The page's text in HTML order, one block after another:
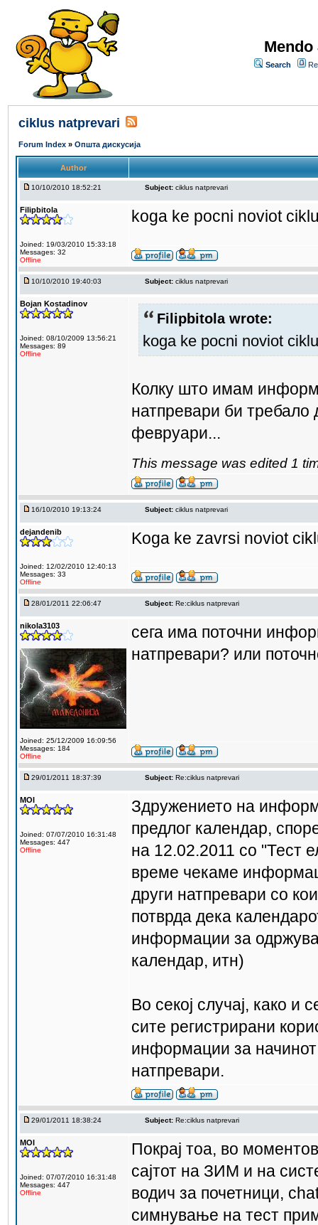
Search
ciklus natprevari
Forum Index » Општа дискусија
Author
10/10/2010 18:52:21 Subject: ciklus natprevari
Filipbitola
Joined: 19/03/2010 15:33:18
Messages: 32
Offline
koga ke pocni noviot
10/10/2010 19:40:03 Subject: ciklus natprevari
Bojan Kostadinov
Joined: 08/10/2009 13:56:21
Messages: 89
Offline
Filipbitola wrote:
koga ke pocni noviot
Колку што имам
натпревари би требало
февруари...
This message was edited 1
16/10/2010 19:13:24 Subject: ciklus natprevari
dejandenib
Joined: 12/02/2010 12:40:13
Messages: 33
Offline
Koga ke zavrsi noviot
28/01/2011 22:06:47 Subject: Re:ciklus natprevari
nikola3103
Joined: 25/12/2009 16:09:56
Messages: 184
Offline
сега има поточни
натпревари? или
29/01/2011 18:37:39 Subject: Re:ciklus natprevari
MOI
Joined: 07/07/2010 16:31:48
Messages: 447
Offline
Здружението на
предлог календар,
на 12.02.2011 со "Тест
време чекаме
други натпревари со
потврда дека
информации за
календар, итн)
Во секој случај, како и
сите регистрирани
информации за
натпревари.
29/01/2011 18:38:24 Subject: Re:ciklus natprevari
MOI
Joined: 07/07/2010 16:31:48
Messages: 447
Offline
Покрај тоа, во
сајтот на ЗИМ и на
водич за почетници,
симнување на тест